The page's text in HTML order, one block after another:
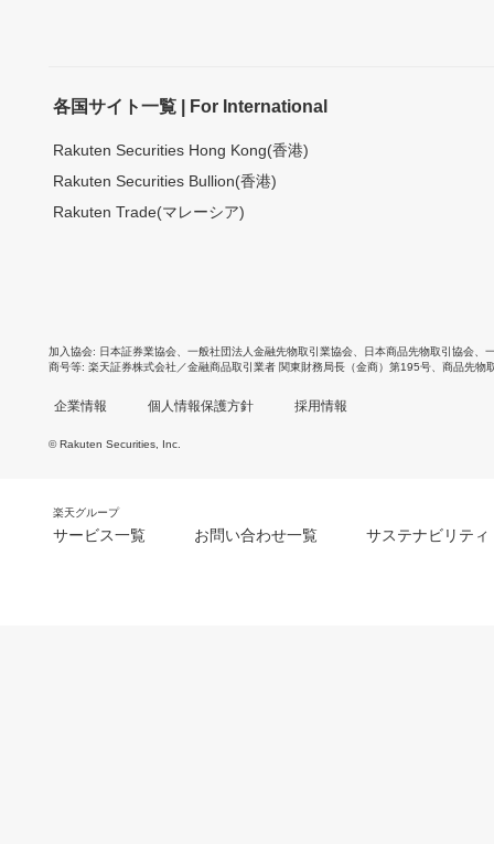
各国サイト一覧 | For International
Rakuten Securities Hong Kong(香港)
Rakuten Securities Bullion(香港)
Rakuten Trade(マレーシア)
加入協会 日本証券業協会 一般社団法人金融先物取引業協会 日本商品先物取引協会
商号等 楽天証券株式会社／金融商品取引業者 関東財務局長（金商）第195号、商品先物
企業情報 個人情報保護方針 採用情報
© Rakuten Securities, Inc.
楽天グループ
サービス一覧 お問い合わせ一覧 サステナビリティ